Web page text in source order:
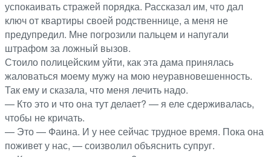
успокаивать стражей порядка. Рассказал им, что дал
ключ от квартиры своей родственнице, а меня не
предупредил. Мне погрозили пальцем и напугали
штрафом за ложный вызов.
Стоило полицейским уйти, как эта дама принялась
жаловаться моему мужу на мою неуравновешенность.
Так ему и сказала, что меня лечить надо.
— Кто это и что она тут делает? — я еле сдерживалась,
чтобы не кричать.
— Это — Фаина. И у нее сейчас трудное время. Пока она
поживет у нас, — соизволил объяснить супруг.